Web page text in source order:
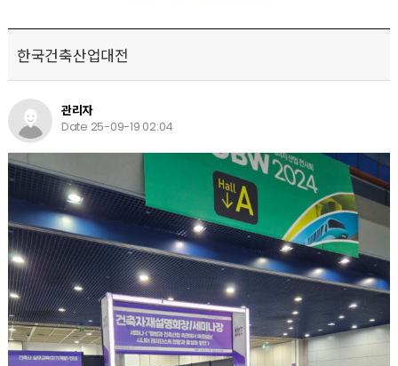
한국건축산업대전
관리자
Date 25-09-19 02:04